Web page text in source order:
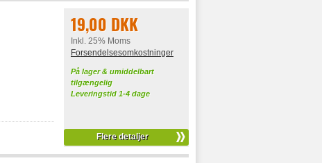
19,00 DKK
Inkl. 25% Moms
Forsendelsesomkostninger
På lager & umiddelbart
tilgængelig
Leveringstid 1-4 dage
Flere detaljer